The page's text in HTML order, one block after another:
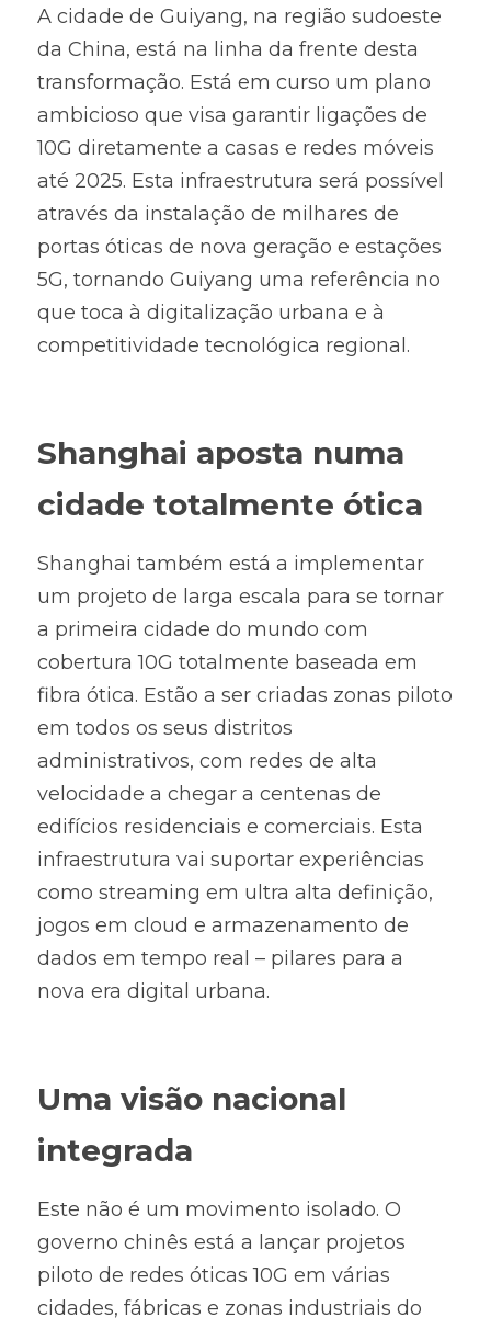
A cidade de Guiyang, na região sudoeste
da China, está na linha da frente desta
transformação. Está em curso um plano
ambicioso que visa garantir ligações de
10G diretamente a casas e redes móveis
até 2025. Esta infraestrutura será possível
através da instalação de milhares de
portas óticas de nova geração e estações
5G, tornando Guiyang uma referência no
que toca à digitalização urbana e à
competitividade tecnológica regional.
Shanghai aposta numa
cidade totalmente ótica
Shanghai também está a implementar
um projeto de larga escala para se tornar
a primeira cidade do mundo com
cobertura 10G totalmente baseada em
fibra ótica. Estão a ser criadas zonas piloto
em todos os seus distritos
administrativos, com redes de alta
velocidade a chegar a centenas de
edifícios residenciais e comerciais. Esta
infraestrutura vai suportar experiências
como streaming em ultra alta definição,
jogos em cloud e armazenamento de
dados em tempo real – pilares para a
nova era digital urbana.
Uma visão nacional
integrada
Este não é um movimento isolado. O
governo chinês está a lançar projetos
piloto de redes óticas 10G em várias
cidades, fábricas e zonas industriais do